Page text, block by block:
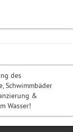
des
Schwimmbäder
&
Wasser!